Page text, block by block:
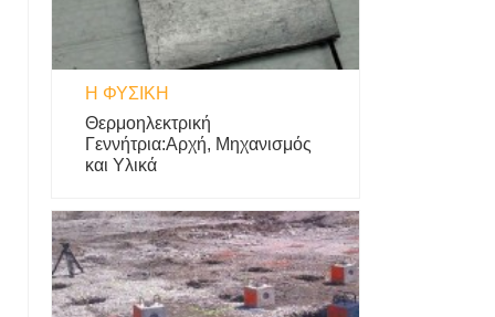
Η ΦΥΣΙΚΗ
Θερμοηλεκτρική
Γεννήτρια:Αρχή, Μηχανισμός
και Υλικά